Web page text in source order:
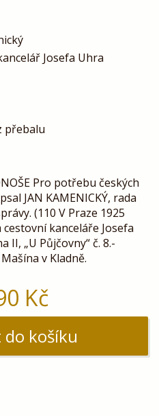
Josefa Uhra
přebalu
Pro potřebu českých
JAN KAMENICKÝ, rada
(110 V Praze 1925
cestovní kanceláře Josefa
II, „U Půjčovny“ č. 8.-
v Kladně.
Kč
do košíku